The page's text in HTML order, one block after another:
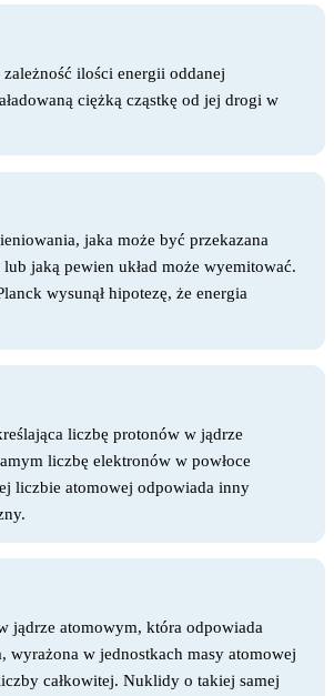
ilości energii oddanej
ciężką cząstkę od jej drogi w
jaka może być przekazana
jaką pewien układ może wyemitować.
wysunął hipotezę, że energia
liczbę protonów w jądrze
liczbę elektronów w powłoce
liczbie atomowej odpowiada inny
jądrze atomowym, która odpowiada
wyrażona w jednostkach masy atomowej
całkowitej. Nuklidy o takiej samej